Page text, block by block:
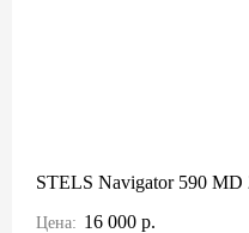
STELS Navigator 590 MD
Цена: 16 000 р.